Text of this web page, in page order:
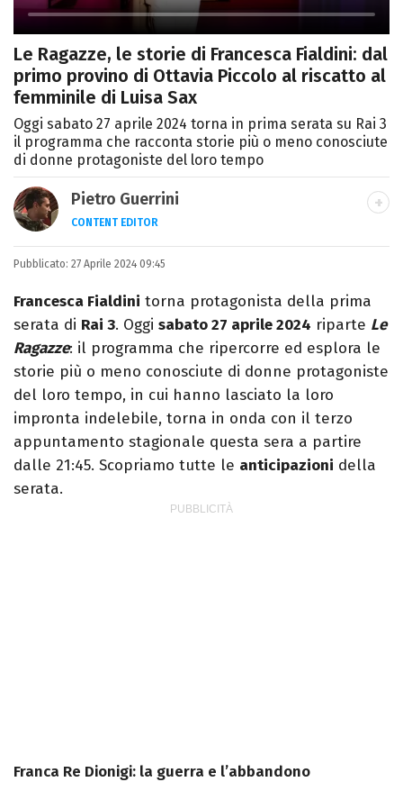
Le Ragazze, le storie di Francesca Fialdini: dal
primo provino di Ottavia Piccolo al riscatto al
femminile di Luisa Sax
Oggi sabato 27 aprile 2024 torna in prima serata su Rai 3
il programma che racconta storie più o meno conosciute
di donne protagoniste del loro tempo
Pietro Guerrini
CONTENT EDITOR
Laurea in Lettere, smania di viaggi e
passione per i cartoni (della pizza e della
Pixar).
Pubblicato: 27 Aprile 2024 09:45
Francesca Fialdini torna protagonista della prima
serata di Rai 3. Oggi sabato 27 aprile 2024 riparte Le
Ragazze: il programma che ripercorre ed esplora le
storie più o meno conosciute di donne protagoniste
del loro tempo, in cui hanno lasciato la loro
impronta indelebile, torna in onda con il terzo
appuntamento stagionale questa sera a partire
dalle 21:45. Scopriamo tutte le anticipazioni della
serata.
Franca Re Dionigi: la guerra e l’abbandono